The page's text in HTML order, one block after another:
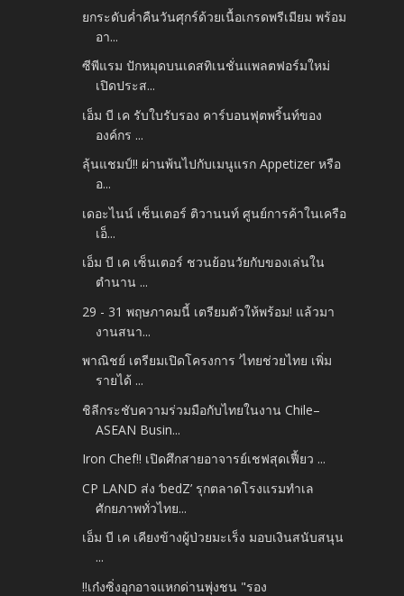
ยกระดับค่ำคืนวันศุกร์ด้วยเนื้อเกรดพรีเมียม พร้อม
อา...
ซีพีแรม ปักหมุดบนเดสทิเนชั่นแพลตฟอร์มใหม่
เปิดประส...
เอ็ม บี เค รับใบรับรอง คาร์บอนฟุตพริ้นท์ของ
องค์กร ...
ลุ้นแชมป์!! ผ่านพ้นไปกับเมนูแรก Appetizer หรือ
อ...
เดอะไนน์ เซ็นเตอร์ ติวานนท์ ศูนย์การค้าในเครือ
เอ็...
เอ็ม บี เค เซ็นเตอร์ ชวนย้อนวัยกับของเล่นใน
ตำนาน ...
29 - 31 พฤษภาคมนี้ เตรียมตัวให้พร้อม! แล้วมา
งานสนา...
พาณิชย์ เตรียมเปิดโครงการ ‘ไทยช่วยไทย เพิ่ม
รายได้ ...
ชิลีกระชับความร่วมมือกับไทยในงาน Chile–
ASEAN Busin...
Iron Chef!! เปิดศึกสายอาจารย์เชฟสุดเฟี้ยว ...
CP LAND ส่ง ‘bedZ’ รุกตลาดโรงแรมทำเล
ศักยภาพทั่วไทย...
เอ็ม บี เค เคียงข้างผู้ป่วยมะเร็ง มอบเงินสนับสนุน
...
‼️เก๋งซิ่งอุกอาจแหกด่านพุ่งชน "รอง